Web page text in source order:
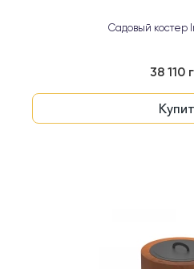
Садовый костер
38 110